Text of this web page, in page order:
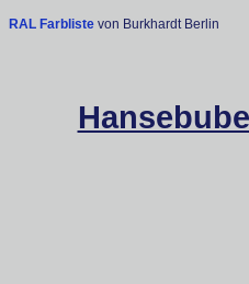
RAL Farbliste von Burkhardt Berlin